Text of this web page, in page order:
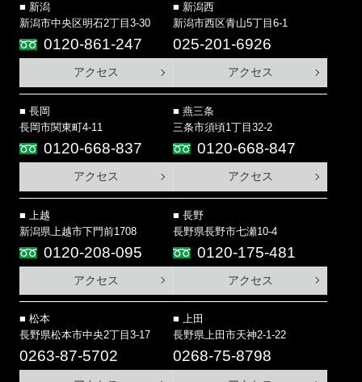
新潟
新潟市中央区明石2丁目3-30
0120-861-247
アクセス
新潟西
新潟市西区青山5丁目6-1
025-201-6926
アクセス
長岡
長岡市関東町4-11
0120-668-837
アクセス
燕三条
三条市須頃1丁目32-2
0120-668-847
アクセス
上越
新潟県上越市下門前1708
0120-208-095
アクセス
長野
長野県長野市七瀬10-4
0120-175-481
アクセス
松本
長野県松本市中央2丁目3-17
0263-87-5702
上田
長野県上田市天神2-1-22
0268-75-8798